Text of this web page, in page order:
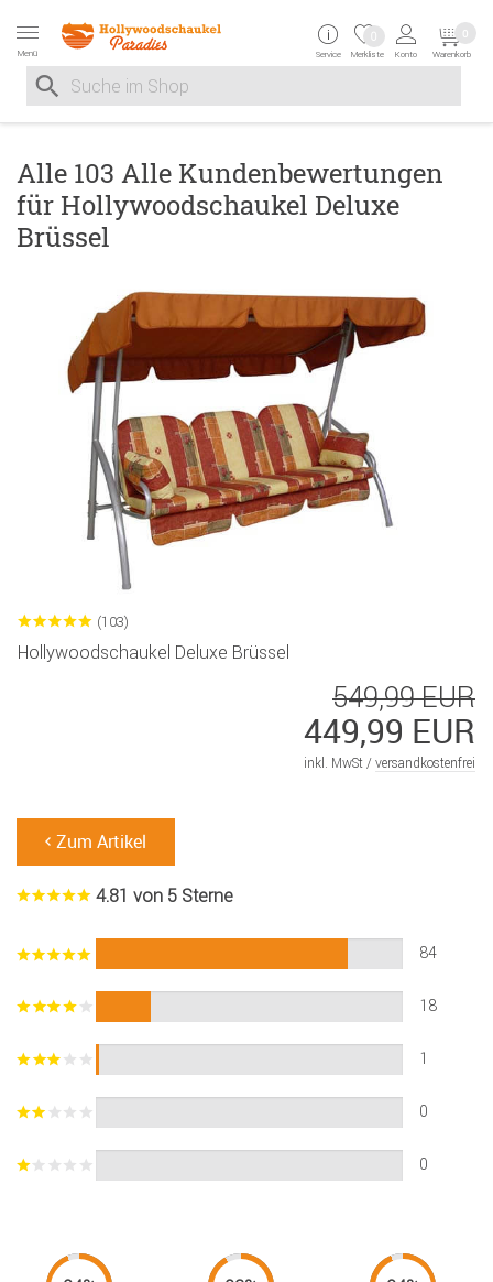
Menü
Suche nach
Suche im Shop, nach der Eingabe von 3 Buchstaben
Service Merkliste
0
Konto Warenkorb
0
Alle 103 Alle Kundenbewertungen
für Hollywoodschaukel Deluxe
Brüssel
(103)
Hollywoodschaukel Deluxe Brüssel
549,99 EUR
449,99 EUR
inkl. MwSt / versandkostenfrei
Zum Artikel
4.81 von 5 Sterne
84
18
1
0
0